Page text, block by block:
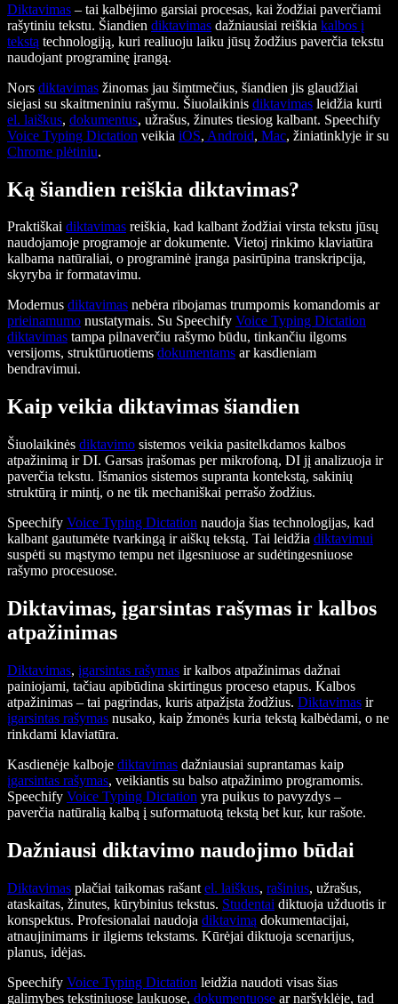
Diktavimas – tai kalbėjimo garsiai procesas, kai žodžiai paverčiami
rašytiniu tekstu. Šiandien diktavimas dažniausiai reiškia kalbos į
tekstą technologiją, kuri realiuoju laiku jūsų žodžius paverčia tekstu
naudojant programinę įrangą.
Nors diktavimas žinomas jau šimtmečius, šiandien jis glaudžiai
siejasi su skaitmeniniu rašymu. Šiuolaikinis diktavimas leidžia kurti
el. laiškus, dokumentus, užrašus, žinutes tiesiog kalbant. Speechify
Voice Typing Dictation veikia iOS, Android, Mac, žiniatinklyje ir su
Chrome plėtiniu.
Ką šiandien reiškia diktavimas?
Praktiškai diktavimas reiškia, kad kalbant žodžiai virsta tekstu jūsų
naudojamoje programoje ar dokumente. Vietoj rinkimo klaviatūra
kalbama natūraliai, o programinė įranga pasirūpina transkripcija,
skyryba ir formatavimu.
Modernus diktavimas nebėra ribojamas trumpomis komandomis ar
prieinamumo nustatymais. Su Speechify Voice Typing Dictation
diktavimas tampa pilnaverčiu rašymo būdu, tinkančiu ilgoms
versijoms, struktūruotiems dokumentams ar kasdieniam
bendravimui.
Kaip veikia diktavimas šiandien
Šiuolaikinės diktavimo sistemos veikia pasitelkdamos kalbos
atpažinimą ir DI. Garsas įrašomas per mikrofoną, DI jį analizuoja ir
paverčia tekstu. Išmanios sistemos supranta kontekstą, sakinių
struktūrą ir mintį, o ne tik mechaniškai perrašo žodžius.
Speechify Voice Typing Dictation naudoja šias technologijas, kad
kalbant gautumėte tvarkingą ir aiškų tekstą. Tai leidžia diktavimui
suspėti su mąstymo tempu net ilgesniuose ar sudėtingesniuose
rašymo procesuose.
Diktavimas, įgarsintas rašymas ir kalbos
atpažinimas
Diktavimas, įgarsintas rašymas ir kalbos atpažinimas dažnai
painiojami, tačiau apibūdina skirtingus proceso etapus. Kalbos
atpažinimas – tai pagrindas, kuris atpažįsta žodžius. Diktavimas ir
įgarsintas rašymas nusako, kaip žmonės kuria tekstą kalbėdami, o ne
rinkdami klaviatūra.
Kasdienėje kalboje diktavimas dažniausiai suprantamas kaip
įgarsintas rašymas, veikiantis su balso atpažinimo programomis.
Speechify Voice Typing Dictation yra puikus to pavyzdys –
paverčia natūralią kalbą į suformatuotą tekstą bet kur, kur rašote.
Dažniausi diktavimo naudojimo būdai
Diktavimas plačiai taikomas rašant el. laiškus, rašinius, užrašus,
ataskaitas, žinutes, kūrybinius tekstus. Studentai diktuoja užduotis ir
konspektus. Profesionalai naudoja diktavimą dokumentacijai,
atnaujinimams ir ilgiems tekstams. Kūrėjai diktuoja scenarijus,
planus, idėjas.
Speechify Voice Typing Dictation leidžia naudoti visas šias
galimybes tekstiniuose laukuose, dokumentuose ar naršyklėje, tad